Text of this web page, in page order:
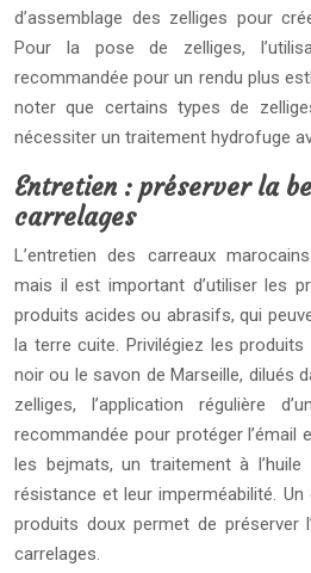
d’assemblage des zelliges pour
Pour la pose de zelliges,
recommandée pour un rendu plus
noter que certains types de
nécessiter un traitement hydrofuge
Entretien : préserver la
carrelages
L’entretien des carreaux
mais il est important d’utiliser les
produits acides ou abrasifs, qui
la terre cuite. Privilégiez les
noir ou le savon de Marseille, dilués
zelliges, l’application régulière
recommandée pour protéger l’émail
les bejmats, un traitement à
résistance et leur imperméabilité.
produits doux permet de préserver
carrelages.